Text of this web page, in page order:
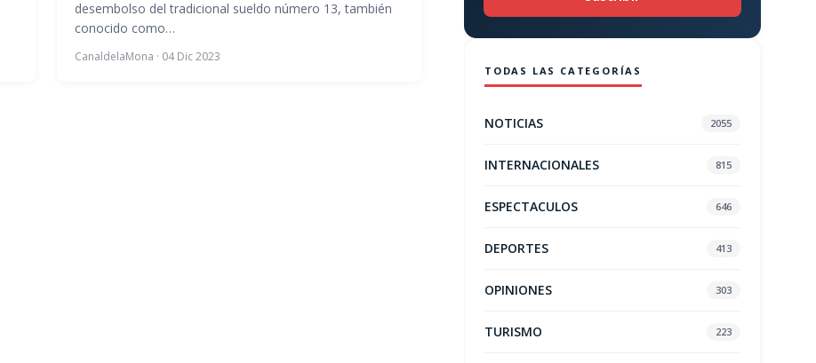
desembolso del tradicional sueldo número 13, también
conocido como…
CanaldelaMona · 04 Dic 2023
TODAS LAS CATEGORÍAS
NOTICIAS 2055
INTERNACIONALES 815
ESPECTACULOS 646
DEPORTES 413
OPINIONES 303
TURISMO 223